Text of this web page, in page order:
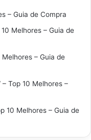
– Guia de Compra
Melhores – Guia de
– Guia de
Top 10 Melhores –
10 Melhores – Guia de